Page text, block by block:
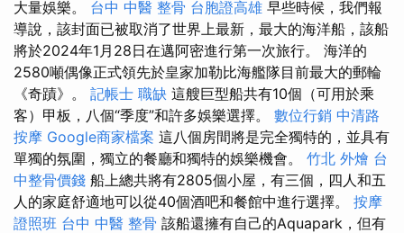
大量娛樂。 台中 中醫 整骨 台胞證高雄 早些時候，我們報
導說，該封面已被取消了世界上最新，最大的海洋船，該船
將於2024年1月28日在邁阿密進行第一次旅行。 海洋的
2580噸偶像正式領先於皇家加勒比海艦隊目前最大的郵輪
《奇蹟》。 記帳士 職缺 這艘巨型船共有10個（可用於乘
客）甲板，八個“季度”和許多娛樂選擇。 數位行銷 中清路
按摩 Google商家檔案 這八個房間將是完全獨特的，並具有
單獨的氛圍，獨立的餐廳和獨特的娛樂機會。 竹北 外燴 台
中整骨價錢 船上總共將有2805個小屋，有三個，四人和五
人的家庭舒適地可以從40個酒吧和餐館中進行選擇。 按摩
證照班 台中 中醫 整骨 該船還擁有自己的Aquapark，但有